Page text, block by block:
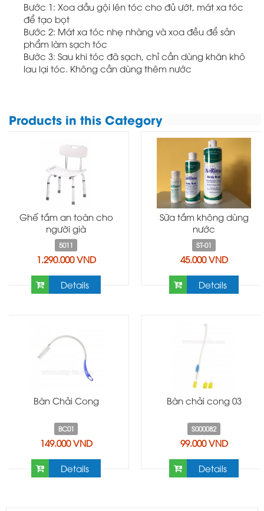
Bước 1: Xoa dầu gội lên tóc cho đủ ướt, mát xa tóc
để tạo bọt
Bước 2: Mát xa tóc nhẹ nhàng và xoa đều để sản
phẩm làm sạch tóc
Bước 3: Sau khi tóc đã sạch, chỉ cần dùng khăn khô
lau lại tóc. Không cần dùng thêm nước
Products in this Category
Ghế tắm an toàn cho
người già
5011
1.290.000 VND
Details
Sữa tắm không dùng
nước
ST-01
45.000 VND
Details
Bàn Chải Cong
BC01
149.000 VND
Details
Bàn chải cong 03
S000082
99.000 VND
Details